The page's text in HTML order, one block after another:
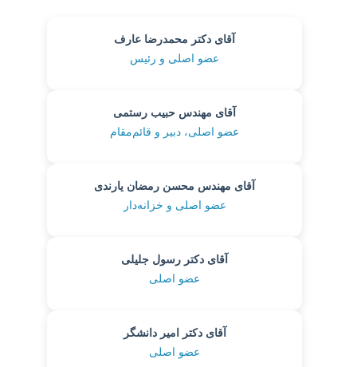
آقای دکتر محمدرضا عارف
عضو اصلی و رئیس
آقای مهندس حبیب رستمی
عضو اصلی، دبیر و قائم‌مقام
آقای مهندس محسن رمضان یارندی
عضو اصلی و خزانه‌دار
آقای دکتر رسول جلیلی
عضو اصلی
آقای دکتر امیر دانشگر
عضو اصلی